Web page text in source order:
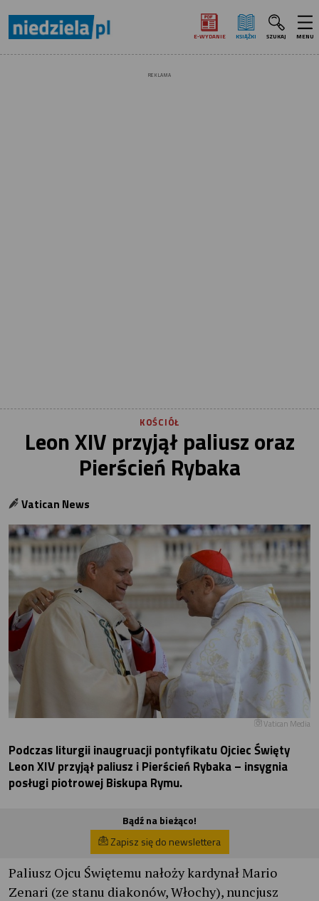
E‑WYDANIE KSIĄŻKI SZUKAJ MENU
REKLAMA
KOŚCIÓŁ
Leon XIV przyjął paliusz oraz
Pierścień Rybaka
Vatican News
Vatican Media
Podczas liturgii inaugruacji pontyfikatu Ojciec Święty
Leon XIV przyjął paliusz i Pierścień Rybaka – insygnia
posługi piotrowej Biskupa Rymu.
Bądź na bieżąco!
Zapisz się do newslettera
Paliusz Ojcu Świętemu nałoży kardynał Mario
Zenari (ze stanu diakonów, Włochy), nuncjusz